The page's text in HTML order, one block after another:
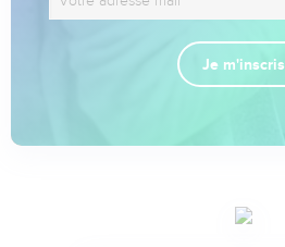
Je m'inscris